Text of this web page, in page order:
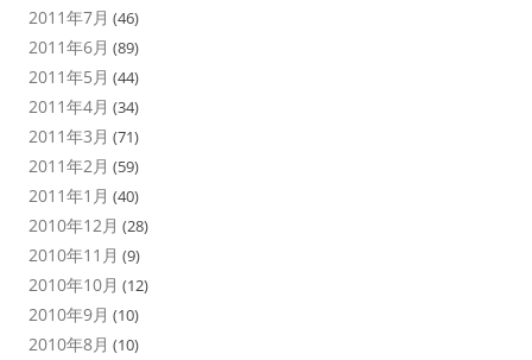
2011年7月 (46)
2011年6月 (89)
2011年5月 (44)
2011年4月 (34)
2011年3月 (71)
2011年2月 (59)
2011年1月 (40)
2010年12月 (28)
2010年11月 (9)
2010年10月 (12)
2010年9月 (10)
2010年8月 (10)